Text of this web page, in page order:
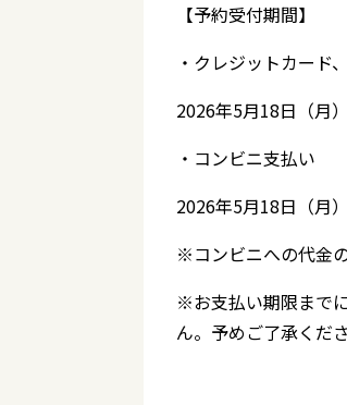
【予約受付期間】
・クレジットカード
2026年5月18日（月
・コンビニ支払い
2026年5月18日（月
※コンビニへの代金
※お支払い期限まで
ん。予めご了承くださ